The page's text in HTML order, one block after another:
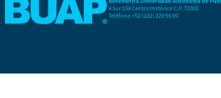
4 Sur 104 Centro Histórico C.P. 72000
Teléfono +52 (222) 229 55 00